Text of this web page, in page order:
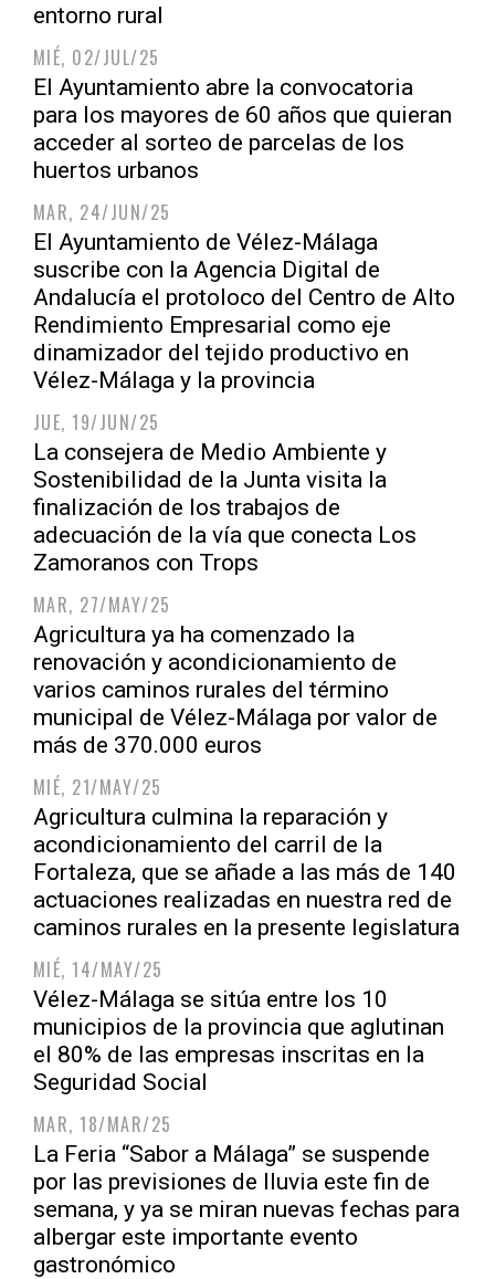
entorno rural
MIÉ, 02/JUL/25
El Ayuntamiento abre la convocatoria
para los mayores de 60 años que quieran
acceder al sorteo de parcelas de los
huertos urbanos
MAR, 24/JUN/25
El Ayuntamiento de Vélez-Málaga
suscribe con la Agencia Digital de
Andalucía el protoloco del Centro de Alto
Rendimiento Empresarial como eje
dinamizador del tejido productivo en
Vélez-Málaga y la provincia
JUE, 19/JUN/25
La consejera de Medio Ambiente y
Sostenibilidad de la Junta visita la
finalización de los trabajos de
adecuación de la vía que conecta Los
Zamoranos con Trops
MAR, 27/MAY/25
Agricultura ya ha comenzado la
renovación y acondicionamiento de
varios caminos rurales del término
municipal de Vélez-Málaga por valor de
más de 370.000 euros
MIÉ, 21/MAY/25
Agricultura culmina la reparación y
acondicionamiento del carril de la
Fortaleza, que se añade a las más de 140
actuaciones realizadas en nuestra red de
caminos rurales en la presente legislatura
MIÉ, 14/MAY/25
Vélez-Málaga se sitúa entre los 10
municipios de la provincia que aglutinan
el 80% de las empresas inscritas en la
Seguridad Social
MAR, 18/MAR/25
La Feria “Sabor a Málaga” se suspende
por las previsiones de lluvia este fin de
semana, y ya se miran nuevas fechas para
albergar este importante evento
gastronómico